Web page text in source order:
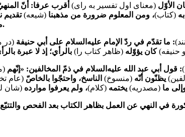
الأوّل (معنای اول تفسیر به رای) أقرب عرفا: أنّ
به (کتاب)، ومن المعلوم ضرورة من مذهبنا (شیعه)تقديم
.
: ما تقدّم في ردّ الإمام عليه‌السلام على أبي حنيفة (در
حنیفه)كان يؤوّله (ظاهر کتاب را) بالرأي؛ إذ لا عبرة
: قول أبي عبد الله عليه‌السلام في ذمّ المخالفين: «إنّهم
يظنّون أنّه (منسوخ) الناسخ، واحتجّوا بالخاصّ (عام
ما (مصدریه) يختمه (کلام)، ولم يعرفوا موارده (شان
في النهي عن العمل بظاهر الكتاب بعد الفحص